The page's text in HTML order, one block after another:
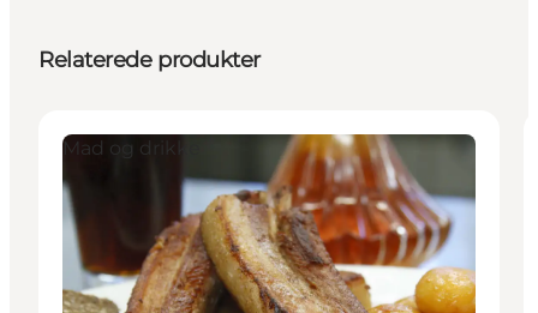
Relaterede produkter
Mad og drikke